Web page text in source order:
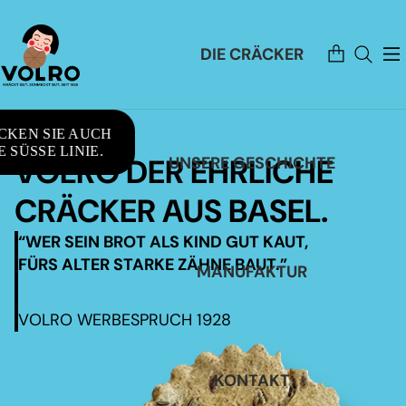
DIE CRÄCKER
UNSERE GESCHICHTE
MANUFAKTUR
KONTAKT
Artikel
im
Warenkorb
SIE AUCH
SÜSSE LINIE.
VOLRO DER EHRLICHE
CRÄCKER AUS BASEL.
“WER SEIN BROT ALS KIND GUT KAUT,
FÜRS ALTER STARKE ZÄHNE BAUT.”
VOLRO WERBESPRUCH 1928